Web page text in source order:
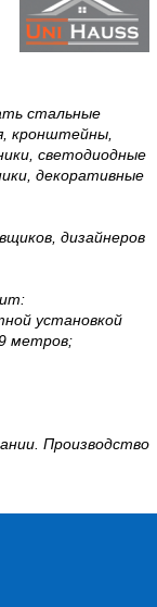
стальные
кронштейны,
светодиодные
декоративные
дизайнеров
установкой
метров;
Производство